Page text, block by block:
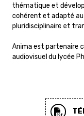
thématique et
cohérent et adapté
pluridisciplinaire et
Anima est partenaire
audiovisuel du lycée